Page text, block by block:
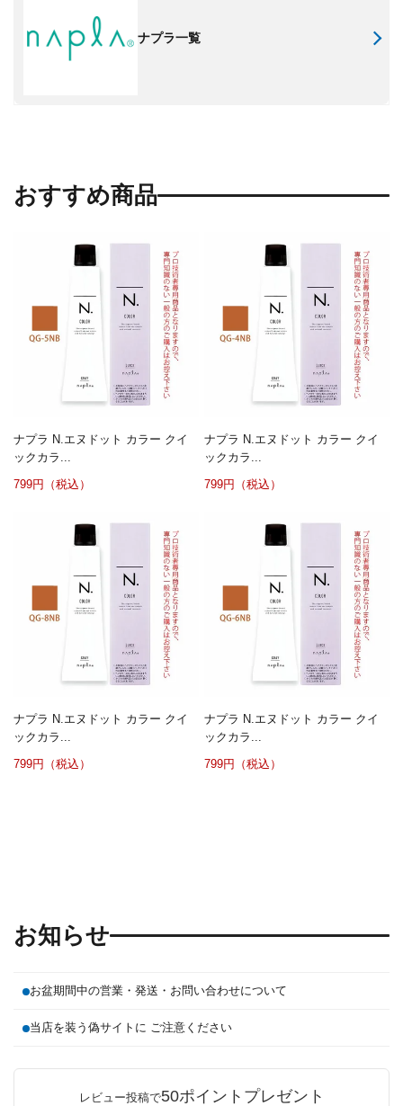
ナプラ一覧
おすすめ商品
ナプラ N.エヌドット カラー クイ
ックカラ...
799円（税込）
ナプラ N.エヌドット カラー クイ
ックカラ...
799円（税込）
ナプラ N.エヌドット カラー クイ
ックカラ...
799円（税込）
ナプラ N.エヌドット カラー クイ
ックカラ...
799円（税込）
お知らせ
お盆期間中の営業・発送・お問い合わせについて
当店を装う偽サイトに ご注意ください
レビュー投稿で50ポイントプレゼント